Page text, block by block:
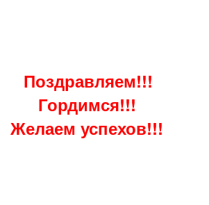
Поздравляем!!!
Гордимся!!!
Желаем успехов!!!